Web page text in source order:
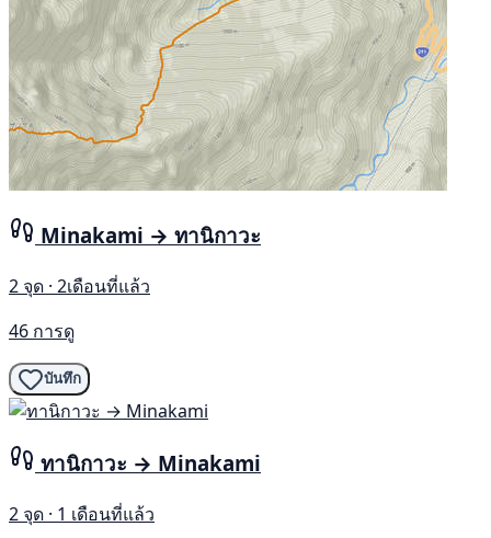
Minakami → ทานิกาวะ
2 จุด · 2เดือนที่แล้ว
46 การดู
บันทึก
ทานิกาวะ → Minakami
2 จุด · 1 เดือนที่แล้ว